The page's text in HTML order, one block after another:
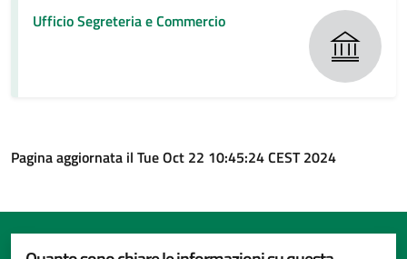
Ufficio Segreteria e Commercio
Pagina aggiornata il Tue Oct 22 10:45:24 CEST 2024